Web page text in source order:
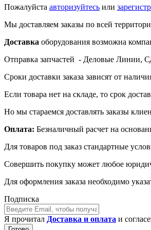
Пожалуйста авторизуйтесь или
Мы доставляем заказы по всей
Доставка оборудования возможна
Отправка запчастей - Деловые Линии,
Сроки доставки заказа зависят от
Если товара нет на складе, то срок
Но мы стараемся доставлять заказы
Оплата: Безналичный расчет на
Для товаров под заказ стандартные
Совершить покупку может любое
Для оформления заказа необходимо
Подписка
Я прочитал Доставка и оплата и